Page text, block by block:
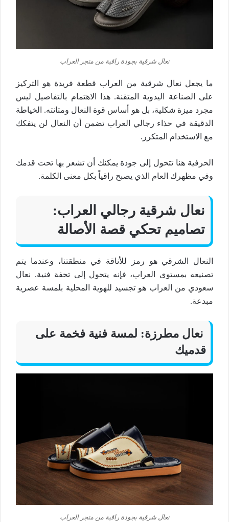
نعال شرقية بجودة راقية من متجر العراب
ما يجعل نعال شرقية من العراب قطعة فريدة هو التركيز
على
الصناعة اليدوية المتقنة. هذا الاهتمام بالتفاصيل ليس
مجرد ميزة شكلية، بل هو أساس قوة النعال ومتانته. الخياطة
الدقيقة في حذاء رجالي العراب تضمن أن النعال لن يتفكك
مع الاستخدام المتكرر.
الحرفية هنا تتحول إلى جودة يمكنك أن تشعر بها تحت قدمك
وفي مظهرك العام الذي يصبح راقياً بكل معنى الكلمة.
نعال شرقية رجالي العراب:
تصاميم تحكي قصة الأصالة
النعال الشرقي هو رمز للأناقة في منطقتنا، وعندما يتم
تصنيعه بمستوى العراب، فإنه يتحول إلى تحفة فنية. نعال
سعودي من العراب هو تجسيد للهوية المحلية بلمسة عصرية
مبدعة.
نعال مطرزة: لمسة فنيةفخمة على
قدميك
نعال شرقية بجودة راقية من متجر العراب